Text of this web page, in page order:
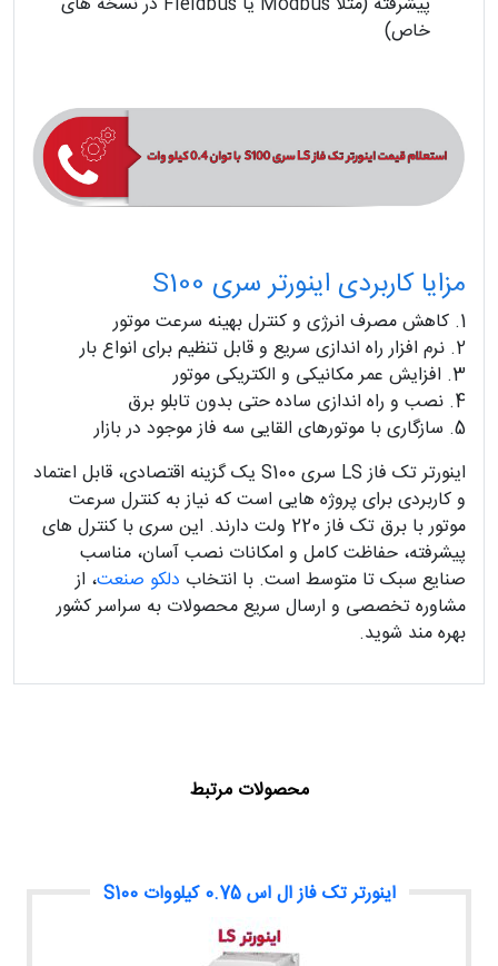
خاص)
مزایا کاربردی اینورتر سری S100
1. کاهش مصرف انرژی و کنترل بهینه سرعت موتور
2. نرم افزار راه اندازی سریع و قابل تنظیم برای انواع بار
3. افزایش عمر مکانیکی و الکتریکی موتور
4. نصب و راه اندازی ساده حتی بدون تابلو برق
5. سازگاری با موتورهای القایی سه فاز موجود در بازار
اینورتر تک فاز LS سری S100 یک گزینه اقتصادی، قابل اعتماد
و کاربردی برای پروژه هایی است که نیاز به کنترل سرعت
موتور با برق تک فاز 220 ولت دارند. این سری با کنترل های
پیشرفته، حفاظت کامل و امکانات نصب آسان، مناسب
صنایع سبک تا متوسط است. با انتخاب دلکو صنعت، از
مشاوره تخصصی و ارسال سریع محصولات به سراسر کشور
بهره مند شوید.
محصولات مرتبط
اینورتر تک فاز ال اس 0.75 کیلووات S100